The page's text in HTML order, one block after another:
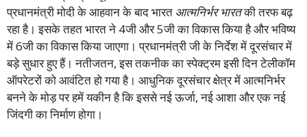
प्रधानमंत्री मोदी के आहवान के बाद भारत आत्मनिर्भर भारतकी तरफ बढ़
रहा है। इसके तहत भारत ने 4जी और 5जी का विकास किया है और भविष्य
में 6जी का विकास किया जाएगा। प्रधानमंत्री जी के निर्देश में दूरसंचार में
बड़े सुधार हुए हैं। नतीजतन, इस तकनीक का स्पेक्ट्रम इसी दिन टेलीकॉम
ऑपरेटरों को आवंटित हो गया है। आधुनिक दूरसंचार क्षेत्र में आत्मनिर्भर
बनने के मोड़ पर हमें यकीन है कि इससे नई ऊर्जा, नई आशा और एक नई
जिंदगी का निर्माण होगा।